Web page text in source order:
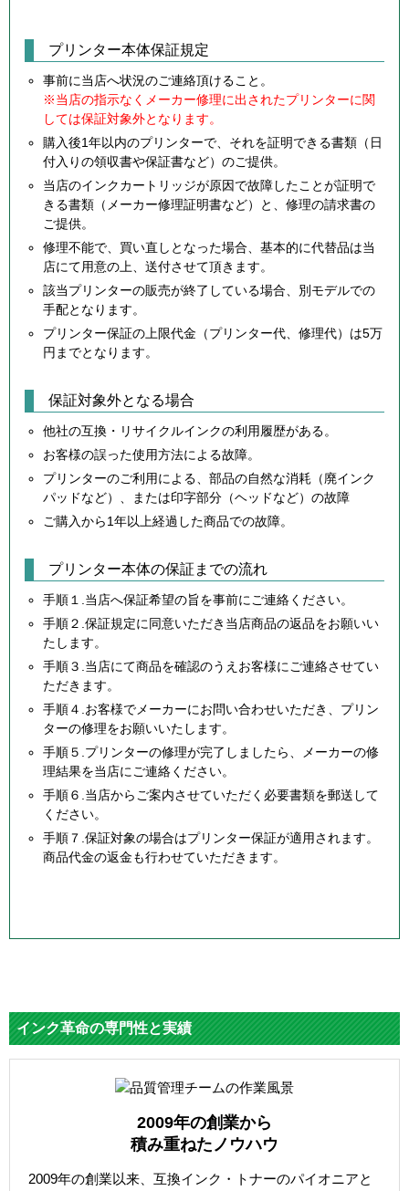
プリンター本体保証規定
事前に当店へ状況のご連絡頂けること。
※当店の指示なくメーカー修理に出されたプリンターに関
しては保証対象外となります。
購入後1年以内のプリンターで、それを証明できる書類（日
付入りの領収書や保証書など）のご提供。
当店のインクカートリッジが原因で故障したことが証明で
きる書類（メーカー修理証明書など）と、修理の請求書の
ご提供。
修理不能で、買い直しとなった場合、基本的に代替品は当
店にて用意の上、送付させて頂きます。
該当プリンターの販売が終了している場合、別モデルでの
手配となります。
プリンター保証の上限代金（プリンター代、修理代）は5万
円までとなります。
保証対象外となる場合
他社の互換・リサイクルインクの利用履歴がある。
お客様の誤った使用方法による故障。
プリンターのご利用による、部品の自然な消耗（廃インク
パッドなど）、または印字部分（ヘッドなど）の故障
ご購入から1年以上経過した商品での故障。
プリンター本体の保証までの流れ
手順１.当店へ保証希望の旨を事前にご連絡ください。
手順２.保証規定に同意いただき当店商品の返品をお願いい
たします。
手順３.当店にて商品を確認のうえお客様にご連絡させてい
ただきます。
手順４.お客様でメーカーにお問い合わせいただき、プリン
ターの修理をお願いいたします。
手順５.プリンターの修理が完了しましたら、メーカーの修
理結果を当店にご連絡ください。
手順６.当店からご案内させていただく必要書類を郵送して
ください。
手順７.保証対象の場合はプリンター保証が適用されます。
商品代金の返金も行わせていただきます。
インク革命の専門性と実績
2009年の創業から
積み重ねたノウハウ
2009年の創業以来、互換インク・トナーのパイオニアと